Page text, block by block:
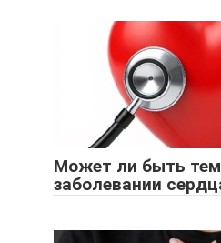
Может ли быть
заболевании